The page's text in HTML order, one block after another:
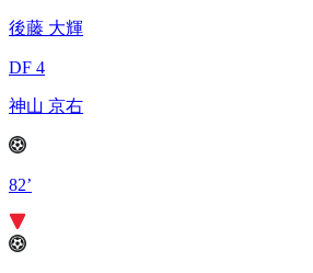
後藤 大輝
DF 4
神山 京右
82’